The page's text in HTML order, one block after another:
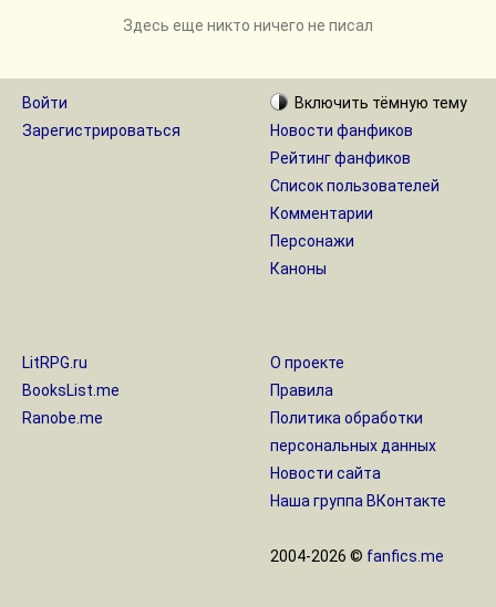
Здесь еще никто ничего не писал
Войти
Зарегистрироваться
Включить тёмную тему
Новости фанфиков
Рейтинг фанфиков
Список пользователей
Комментарии
Персонажи
Каноны
LitRPG.ru
BooksList.me
Ranobe.me
О проекте
Правила
Политика обработки
персональных данных
Новости сайта
Наша группа ВКонтакте
2004-2026 © fanfics.me